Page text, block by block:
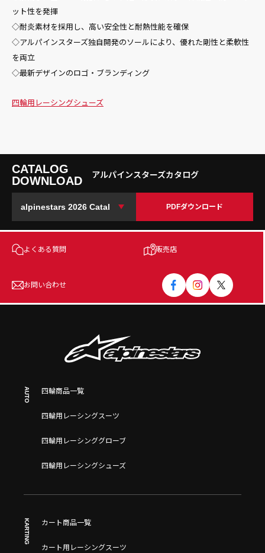
ット性を発揮
◇耐炎素材を採用し、高い安全性と耐熱性能を確保
◇アルパインスターズ独自開発のソールにより、優れた剛性と柔軟性
を両立
◇最新デザインのロゴ・ブランディング
四輪用 レーシングシューズ
CATALOG
DOWNLOAD
アルパインスターズカタログ
PDFダウンロード
よくある質問 販売店
お問い合わせ
AUTO 四輪商品一覧
四輪用レーシングスーツ
四輪用レーシンググローブ
四輪用レーシングシューズ
KARTING カート商品一覧
カート用レーシングスーツ